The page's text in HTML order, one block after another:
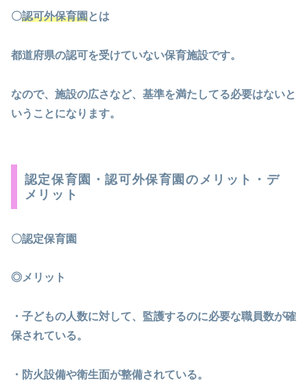
〇認可外保育園とは
都道府県の認可を受けていない保育施設です。
なので、施設の広さなど、基準を満たしてる必要はないと
いうことになります。
認定保育園・認可外保育園のメリット・デ
メリット
〇認定保育園
◎メリット
・子どもの人数に対して、監護するのに必要な職員数が確
保されている。
・防火設備や衛生面が整備されている。